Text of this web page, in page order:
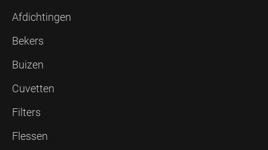
Afdichtingen
Bekers
Buizen
Cuvetten
Filters
Flessen